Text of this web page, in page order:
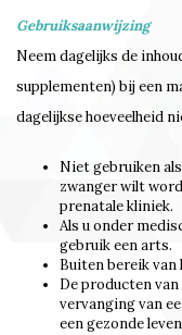
Gebruiksaanwijzing
Neem dagelijks de
supplementen) bij een
dagelijkse hoeveelheid
Niet gebruiken
zwanger wilt
prenatale kliniek.
Als u onder
gebruik een arts.
Buiten bereik van
De producten
vervanging van
een gezonde